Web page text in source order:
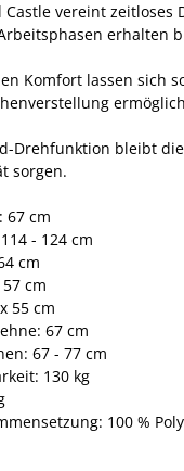
Castle vereint
erhalten
Komfort lassen sich
Drehfunktion bleibt
sorgen.
67 cm
- 124 cm
cm
cm
55 cm
67 cm
67 - 77 cm
130 kg
100 %